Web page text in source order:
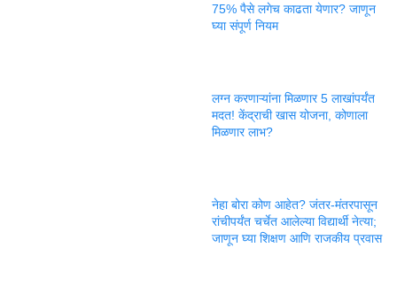
75% पैसे लगेच काढता येणार? जाणून
घ्या संपूर्ण नियम
लग्न करणाऱ्यांना मिळणार 5 लाखांपर्यंत
मदत! केंद्राची खास योजना, कोणाला
मिळणार लाभ?
नेहा बोरा कोण आहेत? जंतर-मंतरपासून
रांचीपर्यंत चर्चेत आलेल्या विद्यार्थी नेत्या;
जाणून घ्या शिक्षण आणि राजकीय प्रवास